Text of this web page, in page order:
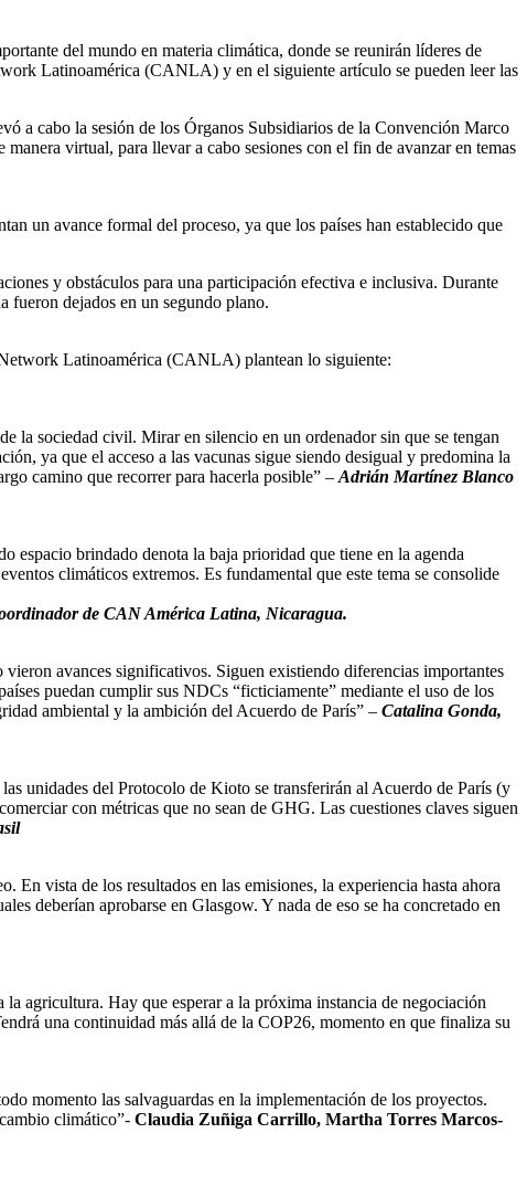
del mundo en materia climática, donde se reunirán líderes de
Latinoamérica (CANLA) y en el siguiente artículo se pueden leer las
a cabo la sesión de los Órganos Subsidiarios de la Convención Marco
virtual, para llevar a cabo sesiones con el fin de avanzar en temas
un avance formal del proceso, ya que los países han establecido que
y obstáculos para una participación efectiva e inclusiva. Durante
fueron dejados en un segundo plano.
Latinoamérica (CANLA) plantean lo siguiente:
la sociedad civil. Mirar en silencio en un ordenador sin que se tengan
ya que el acceso a las vacunas sigue siendo desigual y predomina la
camino que recorrer para hacerla posible” –Adrián Martínez Blanco
espacio brindado denota la baja prioridad que tiene en la agenda
climáticos extremos. Es fundamental que este tema se consolide
de CAN América Latina, Nicaragua.
avances significativos. Siguen existiendo diferencias importantes
puedan cumplir sus NDCs “ficticiamente” mediante el uso de los
ambiental y la ambición del Acuerdo de París” – Catalina Gonda,
unidades del Protocolo de Kioto se transferirán al Acuerdo de París (y
con métricas que no sean de GHG. Las cuestiones claves siguen
En vista de los resultados en las emisiones, la experiencia hasta ahora
deberían aprobarse en Glasgow. Y nada de eso se ha concretado en
agricultura. Hay que esperar a la próxima instancia de negociación
una continuidad más allá de la COP26, momento en que finaliza su
momento las salvaguardas en la implementación de los proyectos.
climático”- Claudia Zuñiga Carrillo, Martha Torres Marcos-